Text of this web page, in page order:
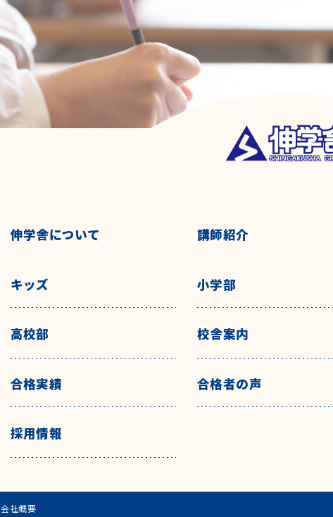
伸学舎について 講師紹介
キッズ 小学部
高校部 校舎案内
合格実績 合格者の声
採用情報
会社概要